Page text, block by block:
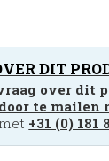
DIT
over dit
te mailen
+31 (0) 181